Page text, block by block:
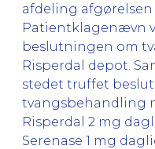
afdeling afgørelsen
Patientklagenævn
beslutningen om
Risperdal depot.
stedet truffet
tvangsbehandling
Risperdal 2 mg
Serenase 1 mg